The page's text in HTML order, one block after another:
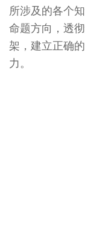
所涉及的各个
命题方向，透
架，建立正确
力。